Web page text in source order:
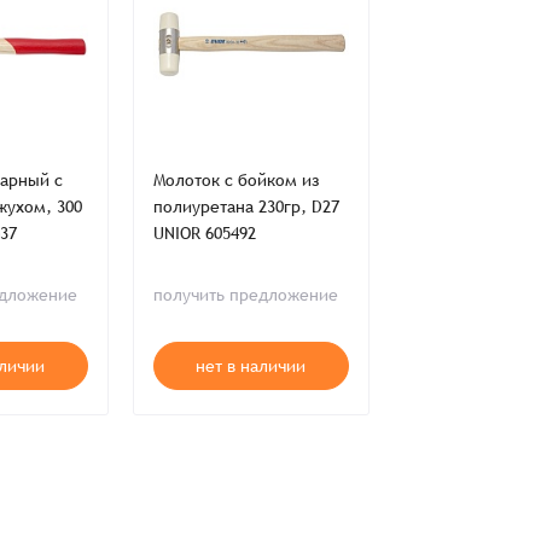
Публичной оферты
Пользовательского соглашения,
с
300
Молоток с бойком из
полиуретана 230гр, D27
UNIOR 605492
получить предложение
нет в наличии